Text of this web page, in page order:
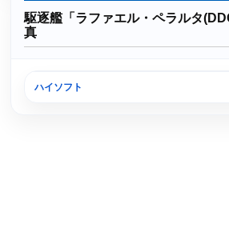
駆逐艦「ラファエル・ペラルタ
真
小樽港
ハイソフト